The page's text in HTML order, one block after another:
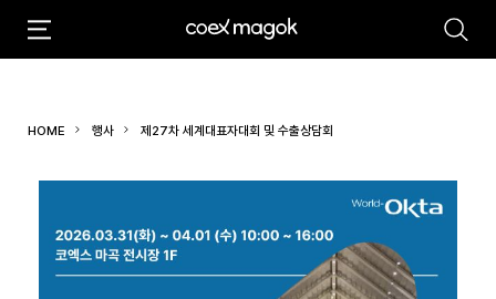
HOME 행사 제27차 세계대표자대회 및 수출상담회